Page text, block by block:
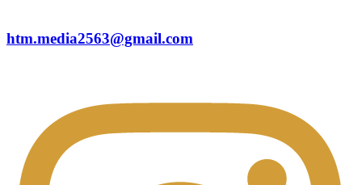
htm.media2563@gmail.com